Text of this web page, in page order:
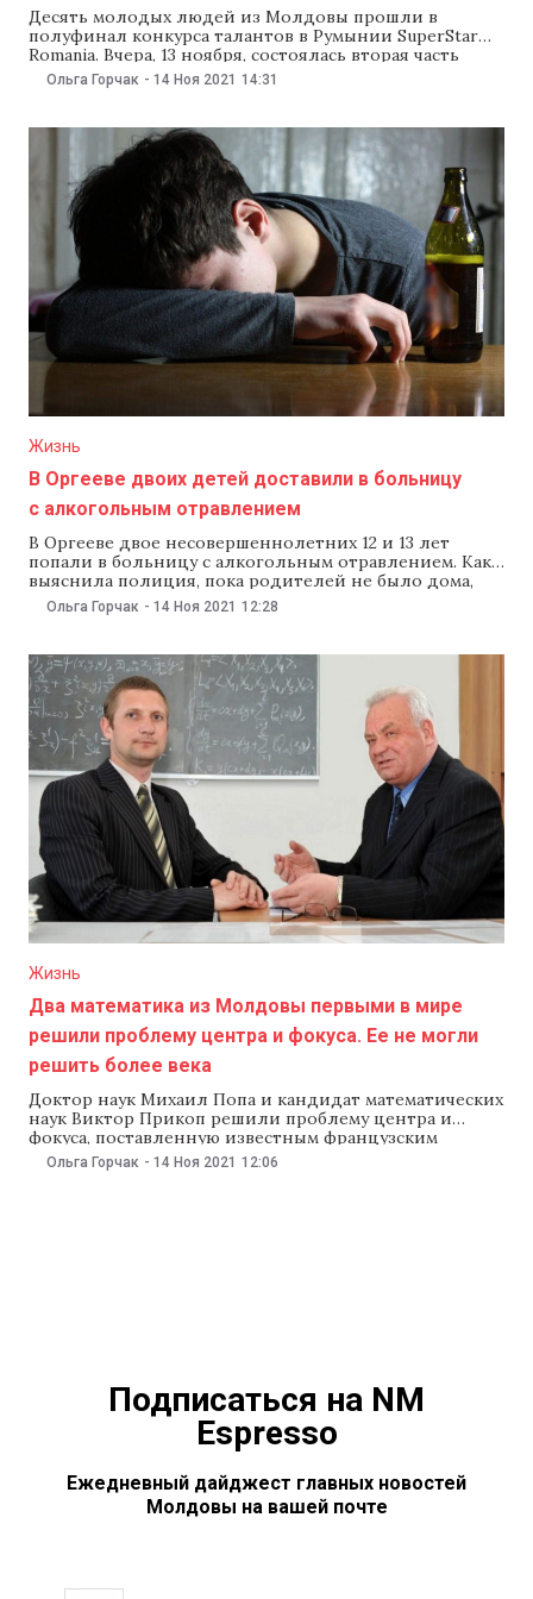
Десять молодых людей из Молдовы прошли в
полуфинал конкурса талантов в Румынии SuperStar
Romania. Вчера, 13 ноября, состоялась вторая часть
очередного этапа конкурса, на котором отобрали 16
полуфиналистов. Всего в полуфинал прошли 32
Комрата, Адриана Ончану из села Сынжереий Ной,
Ирина Ревенко из Бельц и
Ольга Горчак - 14 Ноя 2021 14:31
Жизнь
В Оргееве двоих детей доставили в больницу
с алкогольным отравлением
В Оргееве двое несовершеннолетних 12 и 13 лет
попали в больницу с алкогольным отравлением. Как
выяснила полиция, пока родителей не было дома,
они выпили самогон. Об этом 14 ноября сообщили в
Инспекторате полиции Оргеева. Инцидент
районной больницы сообщили в полицию о том, что
к ним
Ольга Горчак - 14 Ноя 2021 12:28
Жизнь
Два математика из Молдовы первыми в мире
решили проблему центра и фокуса. Ее не могли
решить более века
Доктор наук Михаил Попа и кандидат математических
наук Виктор Прикоп решили проблему центра и
фокуса, поставленную известным французским
математиком Анри Пуанкаре около 140 лет назад. Над
решением этой задачи более века размышляли
Ольга Горчак - 14 Ноя 2021 12:06
Подписаться на NM
Espresso
Ежедневный дайджест главных новостей
Молдовы на вашей почте